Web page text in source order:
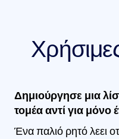
Δημιούργησε μια
τομέα αντί για μόνο
Ένα παλιό ρητό λεει